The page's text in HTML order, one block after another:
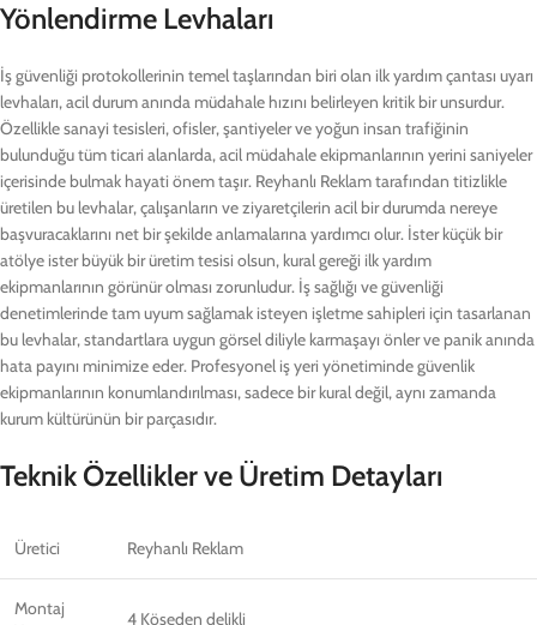
Yönlendirme Levhaları
İş güvenliği protokollerinin temel taşlarından biri olan ilk yardım çantası uyarı
levhaları, acil durum anında müdahale hızını belirleyen kritik bir unsurdur.
Özellikle sanayi tesisleri, ofisler, şantiyeler ve yoğun insan trafiğinin
bulunduğu tüm ticari alanlarda, acil müdahale ekipmanlarının yerini saniyeler
içerisinde bulmak hayati önem taşır. Reyhanlı Reklam tarafından titizlikle
üretilen bu levhalar, çalışanların ve ziyaretçilerin acil bir durumda nereye
başvuracaklarını net bir şekilde anlamalarına yardımcı olur. İster küçük bir
atölye ister büyük bir üretim tesisi olsun, kural gereği ilk yardım
ekipmanlarının görünür olması zorunludur. İş sağlığı ve güvenliği
denetimlerinde tam uyum sağlamak isteyen işletme sahipleri için tasarlanan
bu levhalar, standartlara uygun görsel diliyle karmaşayı önler ve panik anında
hata payını minimize eder. Profesyonel iş yeri yönetiminde güvenlik
ekipmanlarının konumlandırılması, sadece bir kural değil, aynı zamanda
kurum kültürünün bir parçasıdır.
Teknik Özellikler ve Üretim Detayları
Üretici Reyhanlı Reklam
Montaj
4 Köşeden delikli